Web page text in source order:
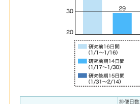
排便日数